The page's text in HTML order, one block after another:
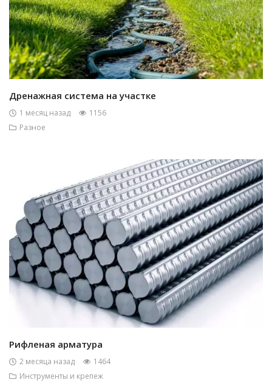
Дренажная система на участке
1 месяц назад
1156
Разное
Рифленая арматура
2 месяца назад
1464
Инструменты и крепеж